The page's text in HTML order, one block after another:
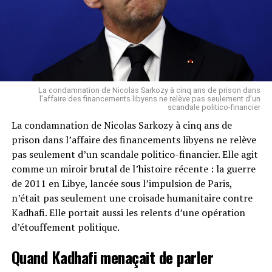
sa descente d’avion. En effet, le poids de ses 76 bougies
soufflées ici-bas semblent peser sur le « Woody de
Mama » (NDLR: l’homme fort de Mama en langue béthé,
centre de la Côte d’Ivoire). Il n’arrive à prendre seul une
marche d’escalier ou à se tenir debout sans s’appuyer
sur quelque chose. Il se pose donc la question de savoir
si l’ex-président ivoirien aura assez de force pour
l’énergie que l’engagement politque nécessite.
Ensuite, l’annonce officielle de son divorce d’avec sa
camarade de lutte et épouse Simone Ehivet Gbagbo, au
risque de fragiliser le FPI, laisse perplexe quant à sa
volonté de maintenir la cohésion au sein du parti qu’ils
ont ensemble fondé. Peut raisonnablement vouloir
prendre toute sa place dans le jeu politique ivoirien tout
en fragilisant son instrument de combat.
En tout état de cause, nous en sauront davantage sur les
véritables aspirations de Laurent Gbagbo après son
La condamnation de Nicolas Sarkozy à cinq ans de prison dans
l’affaire des financements libyens ne relève pas seulement d’un
scandale politico-financier
La condamnation de Nicolas Sarkozy à cinq ans de
prison dans l’affaire des financements libyens ne relève
pas seulement d’un scandale politico-financier. Elle agit
comme un miroir brutal de l’histoire récente : la guerre
de 2011 en Libye, lancée sous l’impulsion de Paris,
n’était pas seulement une croisade humanitaire contre
Kadhafi. Elle portait aussi les relents d’une opération
d’étouffement politique.
Quand Kadhafi menaçait de parler